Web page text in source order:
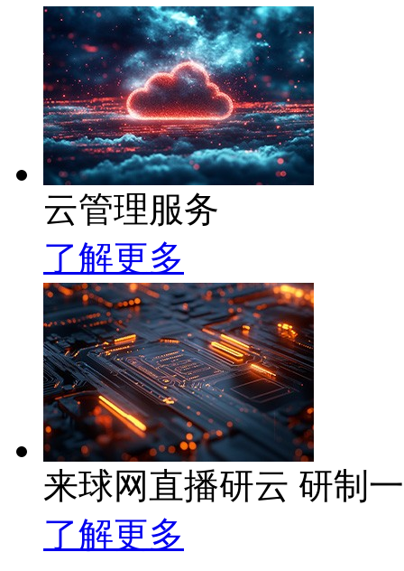
云管理服务
了解更多
来球网直播研云 研制
了解更多